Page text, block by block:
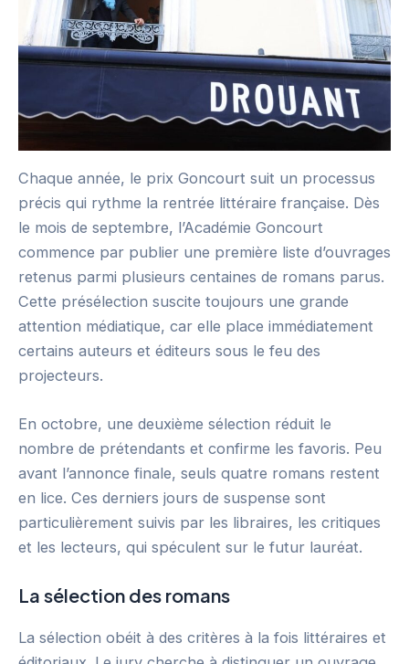
Chaque année, le prix Goncourt suit un processus
précis qui rythme la rentrée littéraire française. Dès
le mois de septembre, l’Académie Goncourt
commence par publier une première liste d’ouvrages
retenus parmi plusieurs centaines de romans parus.
Cette présélection suscite toujours une grande
attention médiatique, car elle place immédiatement
certains auteurs et éditeurs sous le feu des
projecteurs.
En octobre, une deuxième sélection réduit le
nombre de prétendants et confirme les favoris. Peu
avant l’annonce finale, seuls quatre romans restent
en lice. Ces derniers jours de suspense sont
particulièrement suivis par les libraires, les critiques
et les lecteurs, qui spéculent sur le futur lauréat.
La sélection des romans
La sélection obéit à des critères à la fois littéraires et